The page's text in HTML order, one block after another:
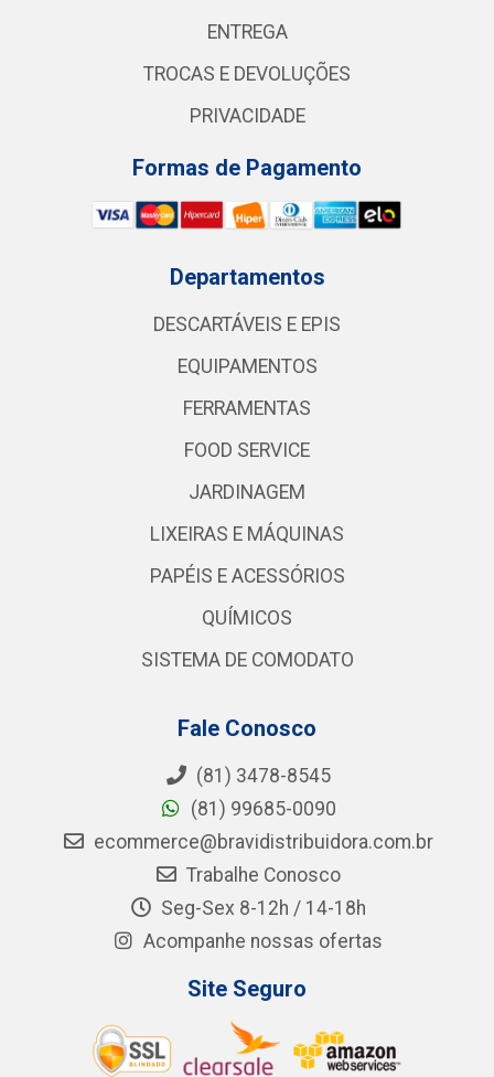
ENTREGA
TROCAS E DEVOLUÇÕES
PRIVACIDADE
Formas de Pagamento
Departamentos
DESCARTÁVEIS E EPIS
EQUIPAMENTOS
FERRAMENTAS
FOOD SERVICE
JARDINAGEM
LIXEIRAS E MÁQUINAS
PAPÉIS E ACESSÓRIOS
QUÍMICOS
SISTEMA DE COMODATO
Fale Conosco
(81) 3478-8545
(81) 99685-0090
ecommerce@bravidistribuidora.com.br
Trabalhe Conosco
Seg-Sex 8-12h / 14-18h
Acompanhe nossas ofertas
Site Seguro